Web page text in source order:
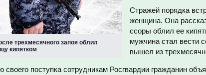
трехмесячного запоя облил
кипятком
Стражей порядка
женщина. Она
ссоры облил ее
мужчина стал вести
вышел из
поступка сотрудникам Росгвардии гражданин